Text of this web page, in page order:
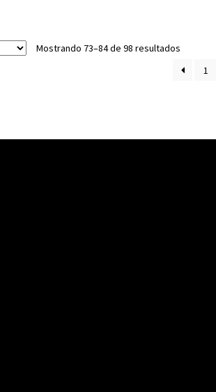
Mostrando 73–84 de 98 resultadosSorted
latest
1